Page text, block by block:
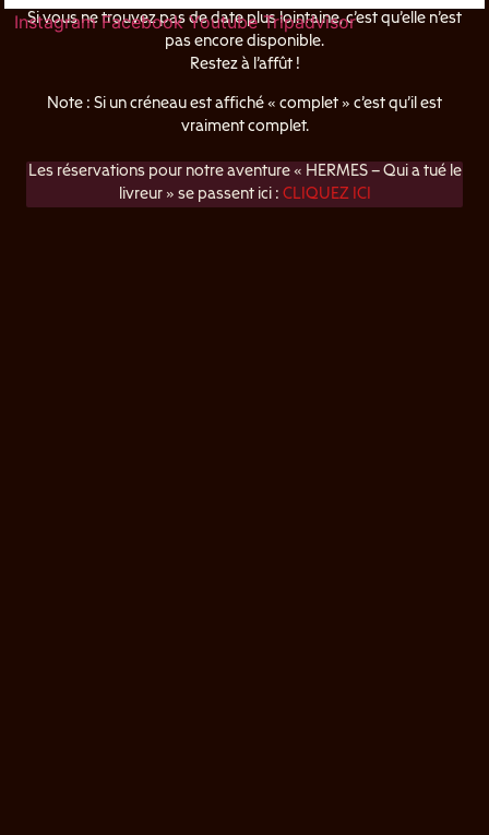
Instagram Facebook Youtube Tripadvisor
Si vous ne trouvez pas de date plus lointaine, c’est qu’elle n’est
pas encore disponible.
Restez à l’affût !
Note : Si un créneau est affiché « complet » c’est qu’il est
vraiment complet.
Les réservations pour notre aventure « HERMES – Qui a tué le
livreur » se passent ici : CLIQUEZ ICI